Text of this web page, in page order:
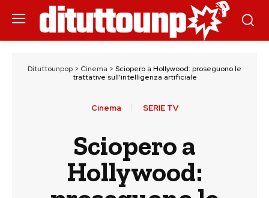
Dituttounpop > Cinema > Sciopero a Hollywood: proseguono le
trattative sull’intelligenza artificiale
Cinema SERIE TV
Sciopero a
Hollywood: